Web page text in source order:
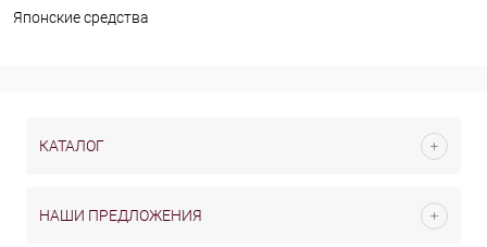
Японские средства
КАТАЛОГ
НАШИ ПРЕДЛОЖЕНИЯ